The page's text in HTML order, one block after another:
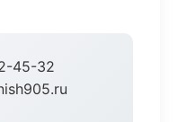
45-32